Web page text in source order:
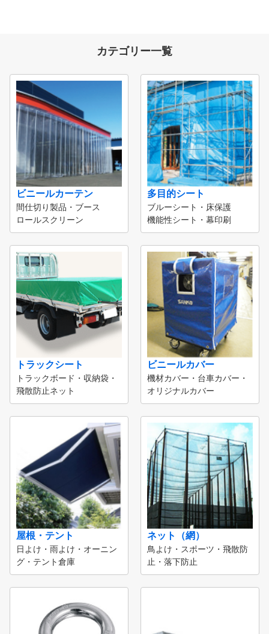
カテゴリー一覧
ビニールカーテン
間仕切り製品・ブース
ロールスクリーン
多目的シート
ブルーシート・床保護
機能性シート・幕印刷
トラックシート
トラックボード・収納袋・
飛散防止ネット
ビニールカバー
機材カバー・台車カバー・
オリジナルカバー
屋根・テント
日よけ・雨よけ・オーニン
グ・テント倉庫
ネット（網）
鳥よけ・スポーツ・飛散防
止・落下防止